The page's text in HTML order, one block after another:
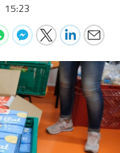
15:23